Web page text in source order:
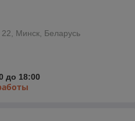
Минск, Беларусь
до 18:00